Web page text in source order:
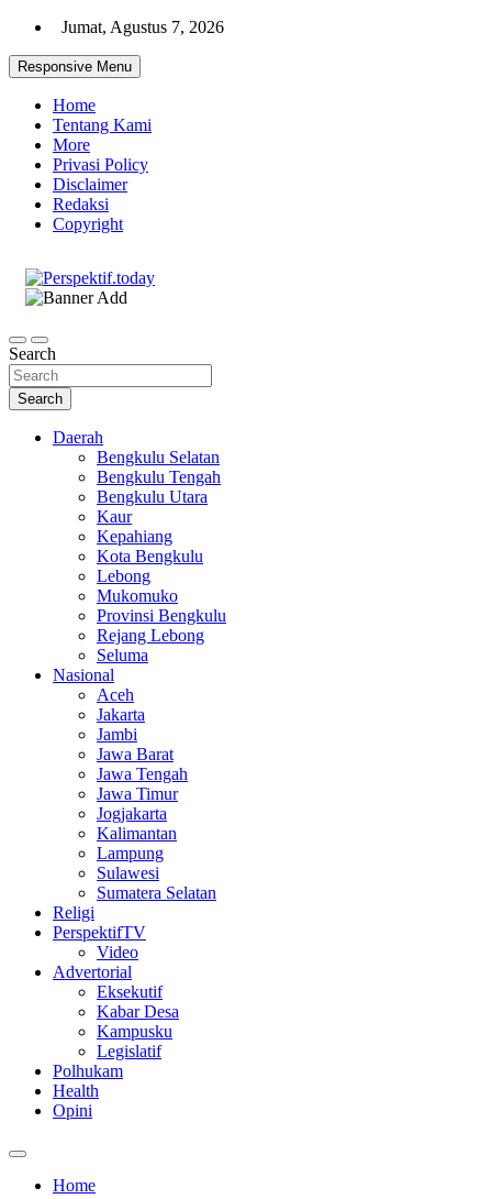
Skip
content
Jumat, Agustus 7, 2026
Responsive Menu
Home
Tentang Kami
More
Privasi Policy
Disclaimer
Redaksi
Copyright
Search
Search
Daerah
Bengkulu Selatan
Bengkulu Tengah
Bengkulu Utara
Kaur
Kepahiang
Kota Bengkulu
Lebong
Mukomuko
Provinsi Bengkulu
Rejang Lebong
Seluma
Nasional
Aceh
Jakarta
Jambi
Jawa Barat
Jawa Tengah
Jawa Timur
Jogjakarta
Kalimantan
Lampung
Sulawesi
Sumatera Selatan
Religi
PerspektifTV
Video
Advertorial
Eksekutif
Kabar Desa
Kampusku
Legislatif
Polhukam
Health
Opini
Home